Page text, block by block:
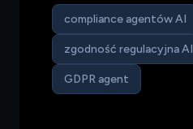
compliance agentów AI
zgodność regulacyjna AI
GDPR agent